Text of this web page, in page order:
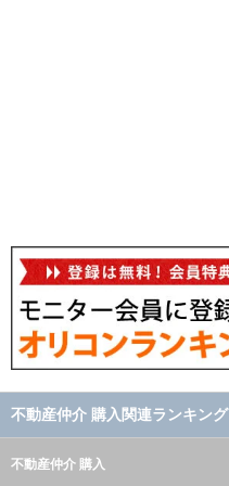
不動産仲介 購入関連ランキング
不動産仲介 購入